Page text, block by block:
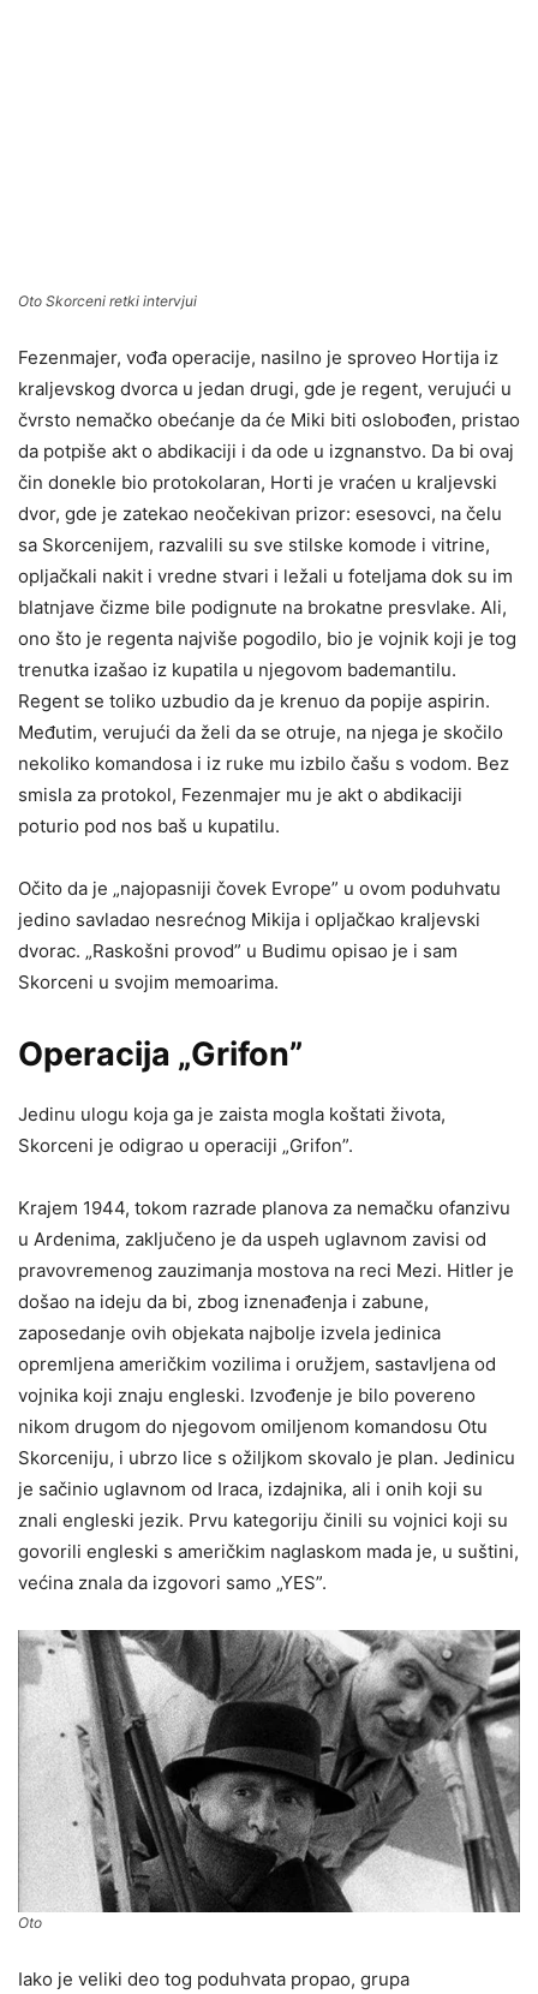
Oto Skorceni retki intervjui
Fezenmajer, vođa operacije, nasilno je sproveo Hortija iz
kraljevskog dvorca u jedan drugi, gde je regent, verujući u
čvrsto nemačko obećanje da će Miki biti oslobođen, pristao
da potpiše akt o abdikaciji i da ode u izgnanstvo. Da bi ovaj
čin donekle bio protokolaran, Horti je vraćen u kraljevski
dvor, gde je zatekao neočekivan prizor: esesovci, na čelu
sa Skorcenijem, razvalili su sve stilske komode i vitrine,
opljačkali nakit i vredne stvari i ležali u foteljama dok su im
blatnjave čizme bile podignute na brokatne presvlake. Ali,
ono što je regenta najviše pogodilo, bio je vojnik koji je tog
trenutka izašao iz kupatila u njegovom bademantilu.
Regent se toliko uzbudio da je krenuo da popije aspirin.
Međutim, verujući da želi da se otruje, na njega je skočilo
nekoliko komandosa i iz ruke mu izbilo čašu s vodom. Bez
smisla za protokol, Fezenmajer mu je akt o abdikaciji
poturio pod nos baš u kupatilu.
Očito da je „najopasniji čovek Evrope” u ovom poduhvatu
jedino savladao nesrećnog Mikija i opljačkao kraljevski
dvorac. „Raskošni provod” u Budimu opisao je i sam
Skorceni u svojim memoarima.
Operacija „Grifon”
Jedinu ulogu koja ga je zaista mogla koštati života,
Skorceni je odigrao u operaciji „Grifon”.
Krajem 1944, tokom razrade planova za nemačku ofanzivu
u Ardenima, zaključeno je da uspeh uglavnom zavisi od
pravovremenog zauzimanja mostova na reci Mezi. Hitler je
došao na ideju da bi, zbog iznenađenja i zabune,
zaposedanje ovih objekata najbolje izvela jedinica
opremljena američkim vozilima i oružjem, sastavljena od
vojnika koji znaju engleski. Izvođenje je bilo povereno
nikom drugom do njegovom omiljenom komandosu Otu
Skorceniju, i ubrzo lice s ožiljkom skovalo je plan. Jedinicu
je sačinio uglavnom od Iraca, izdajnika, ali i onih koji su
znali engleski jezik. Prvu kategoriju činili su vojnici koji su
govorili engleski s američkim naglaskom mada je, u suštini,
većina znala da izgovori samo „YES”.
Oto
Iako je veliki deo tog poduhvata propao, grupa